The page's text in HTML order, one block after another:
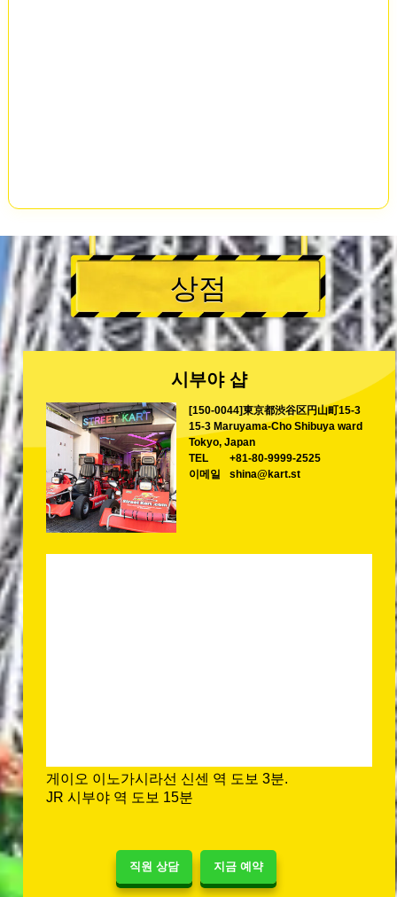
직원 상담 지금 예약
상점
시부야 샵
[150-0044]東京都渋谷区円山町15-3
15-3 Maruyama-Cho Shibuya ward
Tokyo, Japan
TEL
+81-80-9999-2525
이메일
shina@kart.st
게이오 이노가시라선 신센 역 도보 3분.
JR 시부야 역 도보 15분